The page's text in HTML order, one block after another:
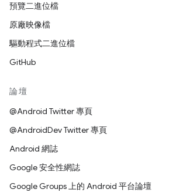
預覽二進位檔
原廠映像檔
驅動程式二進位檔
GitHub
論壇
@Android Twitter 專頁
@AndroidDev Twitter 專頁
Android 網誌
Google 安全性網誌
Google Groups 上的 Android 平台論壇